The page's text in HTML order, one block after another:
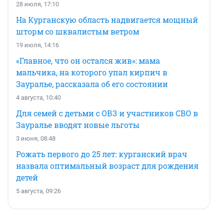
28 июля, 17:10
На Курганскую область надвигается мощный
шторм со шквалистым ветром
19 июля, 14:16
«Главное, что он остался жив»: мама
мальчика, на которого упал кирпич в
Зауралье, рассказала об его состоянии
4 августа, 10:40
Для семей с детьми с ОВЗ и участников СВО в
Зауралье вводят новые льготы
3 июня, 08:48
Рожать первого до 25 лет: курганский врач
назвала оптимальный возраст для рождения
детей
5 августа, 09:26